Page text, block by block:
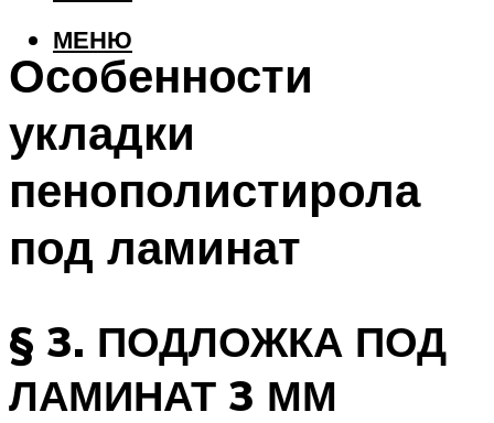
МЕНЮ
Особенности
укладки
пенополистирола
под ламинат
§ 3. ПОДЛОЖКА ПОД
ЛАМИНАТ 3 ММ